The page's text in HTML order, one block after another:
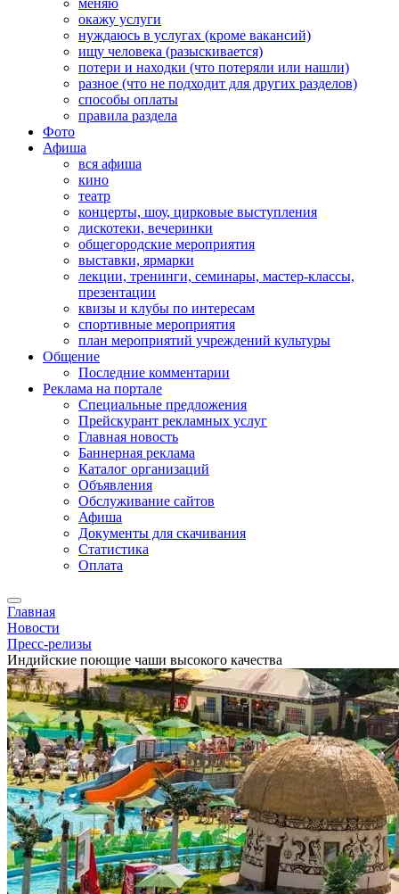
меняю
окажу услуги
нуждаюсь в услугах (кроме вакансий)
ищу человека (разыскивается)
потери и находки (что потеряли или нашли)
разное (что не подходит для других разделов)
способы оплаты
правила раздела
Фото
Афиша
вся афиша
кино
театр
концерты, шоу, цирковые выступления
дискотеки, вечеринки
общегородские мероприятия
выставки, ярмарки
лекции, тренинги, семинары, мастер-классы,
презентации
квизы и клубы по интересам
спортивные мероприятия
план мероприятий учреждений культуры
Общение
Последние комментарии
Реклама на портале
Специальные предложения
Прейскурант рекламных услуг
Главная новость
Баннерная реклама
Каталог организаций
Объявления
Обслуживание сайтов
Афиша
Документы для скачивания
Статистика
Оплата
Главная
Новости
Пресс-релизы
Индийские поющие чаши высокого качества